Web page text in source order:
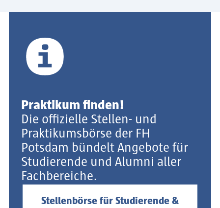
Praktikum finden!
Die offizielle Stellen- und
Praktikumsbörse der FH
Potsdam bündelt Angebote für
Studierende und Alumni aller
Fachbereiche.
Stellenbörse für Studierende &